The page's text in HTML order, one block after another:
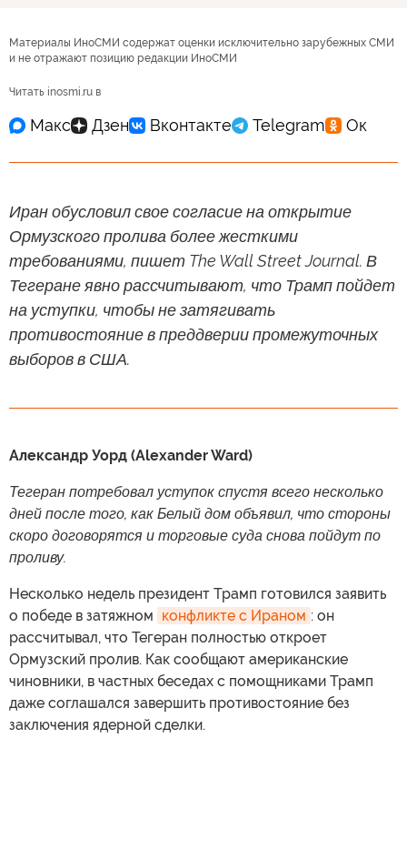
Материалы ИноСМИ содержат оценки исключительно зарубежных СМИ
и не отражают позицию редакции ИноСМИ
Читать inosmi.ru в
Иран обусловил свое согласие на открытие
Ормузского пролива более жесткими
требованиями, пишет The Wall Street Journal. В
Тегеране явно рассчитывают, что Трамп пойдет
на уступки, чтобы не затягивать
противостояние в преддверии промежуточных
выборов в США.
Александр Уорд (Alexander Ward)
Тегеран потребовал уступок спустя всего несколько
дней после того, как Белый дом объявил, что стороны
скоро договорятся и торговые суда снова пойдут по
проливу.
Несколько недель президент Трамп готовился заявить
о победе в затяжном конфликте с Ираном : он
рассчитывал, что Тегеран полностью откроет
Ормузский пролив. Как сообщают американские
чиновники, в частных беседах с помощниками Трамп
даже соглашался завершить противостояние без
заключения ядерной сделки.